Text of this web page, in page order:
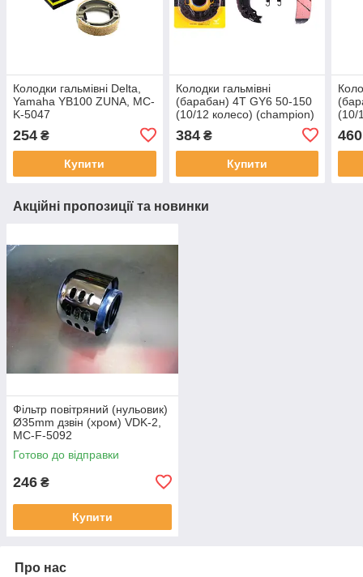
Колодки гальмівні Delta,
Yamaha YB100 ZUNA, MC-
K-5047
254 ₴
Купити
Колодки гальмівні
(барабан) 4T GY6 50-150
(10/12 колесо) (champion)
384₴
Купити
(10/
460
Акційні пропозиції та новинки
Фільтр повітряний (нульовик)
Ø35mm дзвін (хром) VDK-2,
MC-F-5092
Готово до відправки
246 ₴
Купити
Про нас